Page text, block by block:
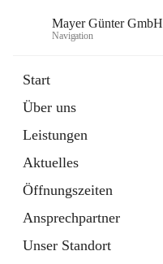
Mayer Günter GmbH
Navigation
Start
Über uns
Leistungen
Aktuelles
Öffnungszeiten
Ansprechpartner
Unser Standort
Artikel
in
Tab
TRANSPORTE
Artikel
öffnet
in
neuem
Tab